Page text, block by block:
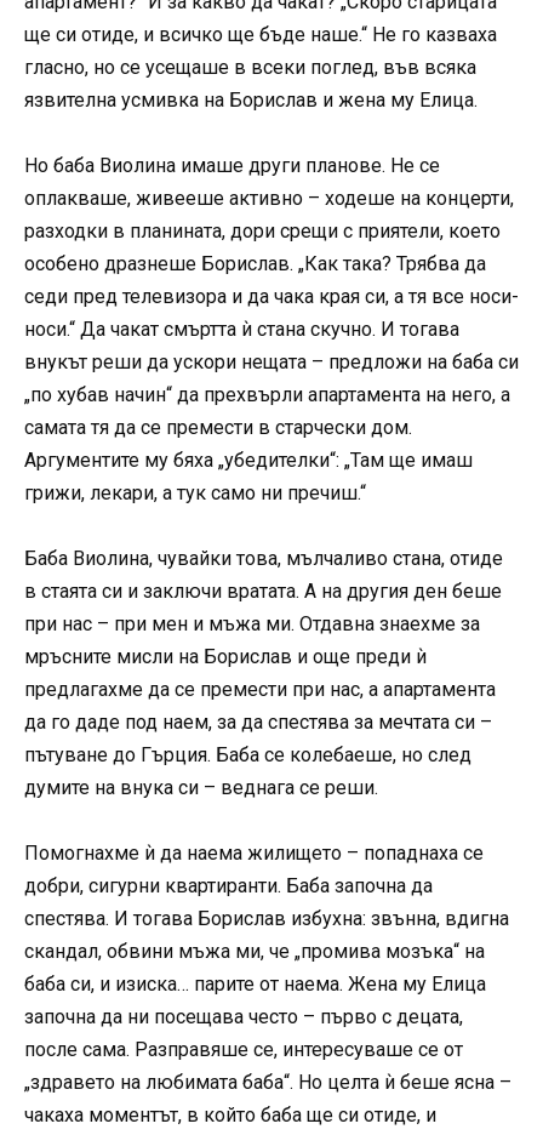
ще си отиде, и всичко ще бъде наше.“ Не го казваха
гласно, но се усещаше в всеки поглед, във всяка
язвителна усмивка на Борислав и жена му Елица.
Но баба Виолина имаше други планове. Не се
оплакваше, живееше активно – ходеше на концерти,
разходки в планината, дори срещи с приятели, което
особено дразнеше Борислав. „Как така? Трябва да
седи пред телевизора и да чака края си, а тя все носи-
носи.“ Да чакат смъртта ѝ стана скучно. И тогава
внукът реши да ускори нещата – предложи на баба си
„по хубав начин“ да прехвърли апартамента на него, а
самата тя да се премести в старчески дом.
Аргументите му бяха „убедителки“: „Там ще имаш
грижи, лекари, а тук само ни пречиш.“
Баба Виолина, чувайки това, мълчаливо стана, отиде
в стаята си и заключи вратата. А на другия ден беше
при нас – при мен и мъжа ми. Отдавна знаехме за
мръсните мисли на Борислав и още преди ѝ
предлагахме да се премести при нас, а апартамента
да го даде под наем, за да спестява за мечтата си –
пътуване до Гърция. Баба се колебаеше, но след
думите на внука си – веднага се реши.
Помогнахме ѝ да наема жилището – попаднаха се
добри, сигурни квартиранти. Баба започна да
спестява. И тогава Борислав избухна: звънна, вдигна
скандал, обвини мъжа ми, че „промива мозъка“ на
баба си, и изиска… парите от наема. Жена му Елица
започна да ни посещава често – първо с децата,
после сама. Разправяше се, интересуваше се от
„здравето на любимата баба“. Но целта ѝ беше ясна –
чакаха моментът, в който баба ще си отиде, и